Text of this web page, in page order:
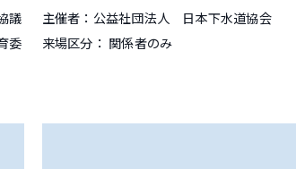
議
委
主催者：公益社団法人 日本下水道協会
来場区分： 関係者のみ